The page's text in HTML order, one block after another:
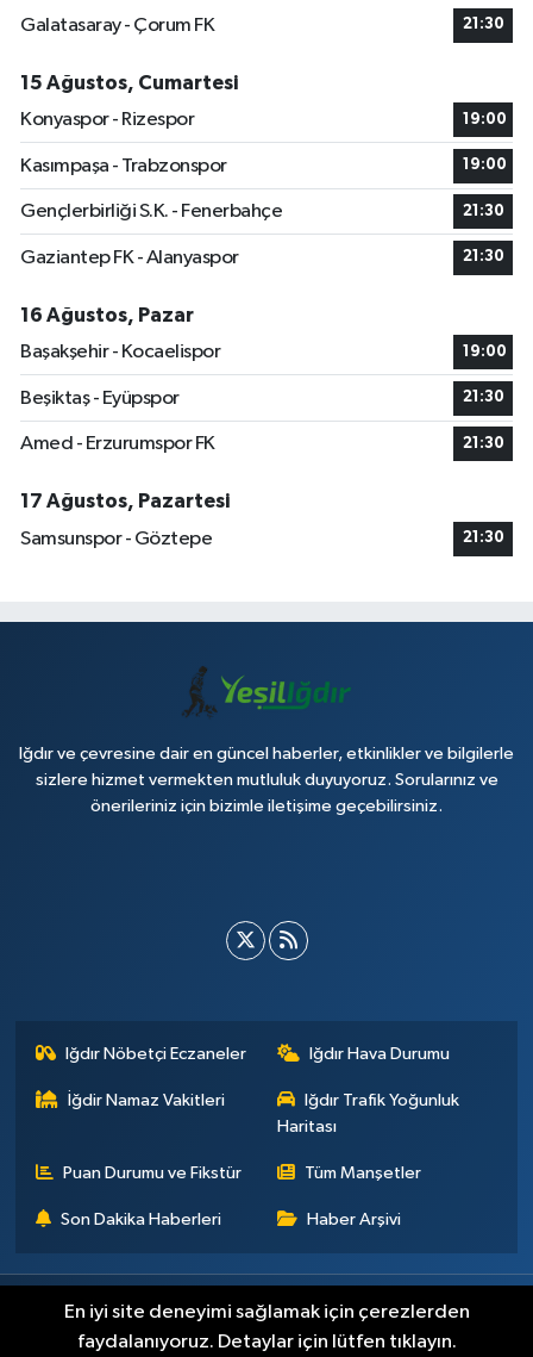
Galatasaray - Çorum FK
21:30
15 Ağustos, Cumartesi
Konyaspor - Rizespor
19:00
Kasımpaşa - Trabzonspor 19:00
Gençlerbirliği S.K. - Fenerbahçe 21:30
Gaziantep FK - Alanyaspor 21:30
16 Ağustos, Pazar
Başakşehir - Kocaelispor
19:00
Beşiktaş - Eyüpspor 21:30
Amed - Erzurumspor FK 21:30
17 Ağustos, Pazartesi
Samsunspor - Göztepe
21:30
Iğdır ve çevresine dair en güncel haberler, etkinlikler ve bilgilerle
sizlere hizmet vermekten mutluluk duyuyoruz. Sorularınız ve
önerileriniz için bizimle iletişime geçebilirsiniz.
Iğdır Nöbetçi Eczaneler Iğdır Hava Durumu
İğdir Namaz Vakitleri
Iğdır Trafik Yoğunluk
Haritası
Puan Durumu ve Fikstür Tüm Manşetler
Son Dakika Haberleri Haber Arşivi
Künye İletişim Çerez Politikası Gizlilik ilkeleri
En iyi site deneyimi sağlamak için çerezlerden
faydalanıyoruz. Detaylar için lütfen tıklayın.